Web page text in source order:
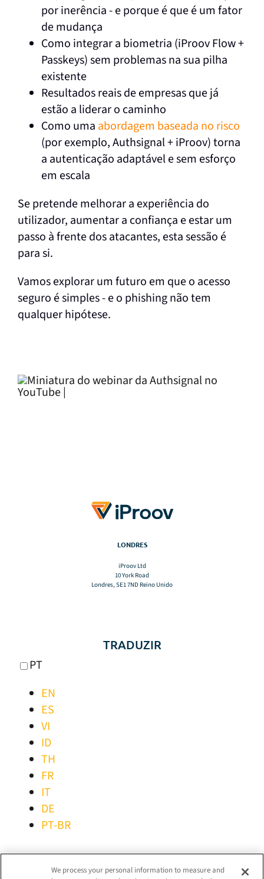
por inerência - e porque é que é um fator
de mudança
Como integrar a biometria (iProov Flow +
Passkeys) sem problemas na sua pilha
existente
Resultados reais de empresas que já
estão a liderar o caminho
Como uma abordagem baseada no risco
(por exemplo, Authsignal + iProov) torna
a autenticação adaptável e sem esforço
em escala
Se pretende melhorar a experiência do
utilizador, aumentar a confiança e estar um
passo à frente dos atacantes, esta sessão é
para si.
Vamos explorar um futuro em que o acesso
seguro é simples - e o phishing não tem
qualquer hipótese.
LONDRES
iProov Ltd
10 York Road
Londres, SE1 7ND Reino Unido
TRADUZIR
PT
EN
ES
VI
ID
TH
FR
IT
DE
PT-BR
MANTER-SE LIGADO!
We process your personal information to measure and